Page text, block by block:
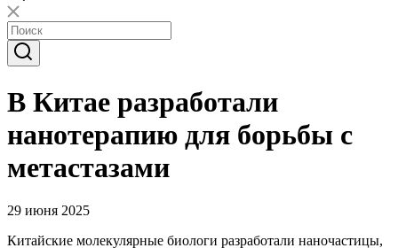
В Китае разработали
нанотерапию для борьбы с
метастазами
29 июня 2025
Китайские молекулярные биологи разработали наночастицы,